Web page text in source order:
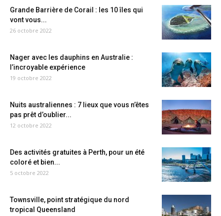
Grande Barrière de Corail : les 10 îles qui
vont vous...
26 octobre 2022
Nager avec les dauphins en Australie :
l’incroyable expérience
19 octobre 2022
Nuits australiennes : 7 lieux que vous n’êtes
pas prêt d’oublier...
12 octobre 2022
Des activités gratuites à Perth, pour un été
coloré et bien...
5 octobre 2022
Townsville, point stratégique du nord
tropical Queensland